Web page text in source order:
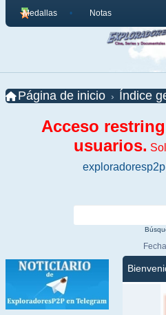
Medallas Notas
Página de inicio Índice
Acceso
usuarios.